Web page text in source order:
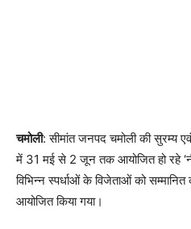
चमोली: सीमांत जनपद चमोली की सुरम्य एवं
में 31 मई से 2 जून तक आयोजित हो रहे
विभिन्न स्पर्धाओं के विजेताओं को
आयोजित किया गया।